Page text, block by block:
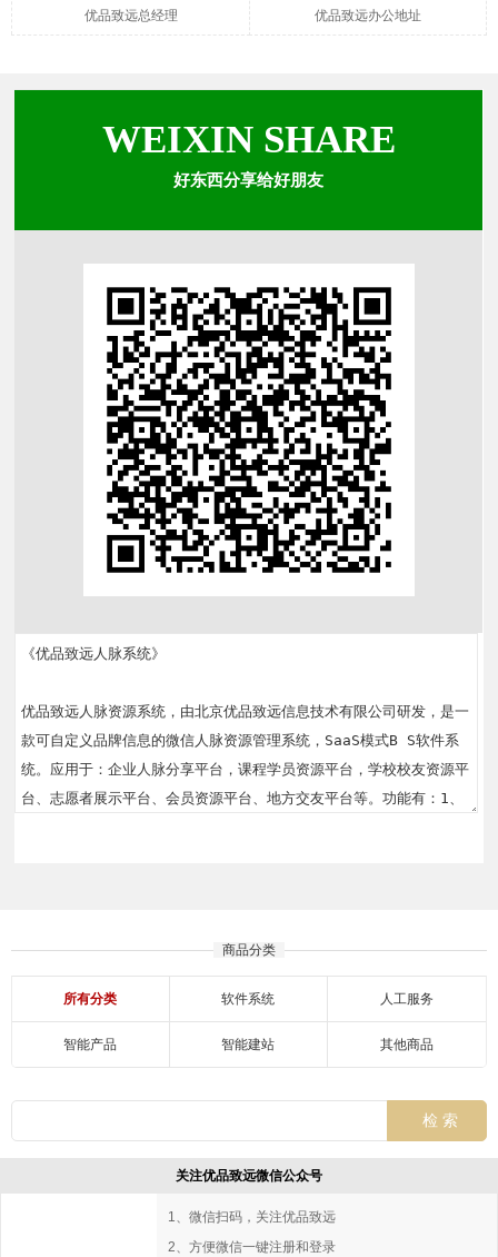
优品致远总经理 优品致远办公地址
WEIXIN SHARE
好东西分享给好朋友
商品分类
所有分类 软件系统 人工服务
智能产品 智能建站 其他商品
关注优品致远微信公众号
1、微信扫码，关注优品致远
2、方便微信一键注册和登录